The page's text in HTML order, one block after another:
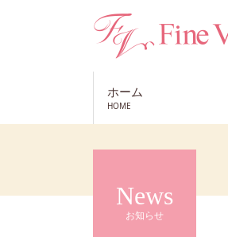
ホーム
HOME
News
お知らせ